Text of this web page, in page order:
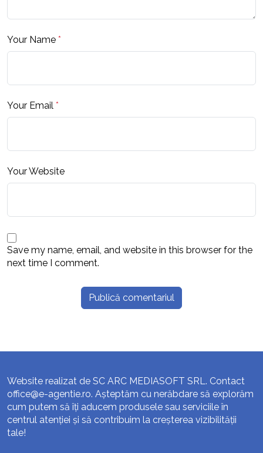
Your Name *
Your Email *
Your Website
Save my name, email, and website in this browser for the
next time I comment.
Website realizat de SC ARC MEDIASOFT SRL. Contact
office@e-agentie.ro. Așteptăm cu nerăbdare să explorăm
cum putem să îți aducem produsele sau serviciile în
centrul atenției și să contribuim la creșterea vizibilității
tale!